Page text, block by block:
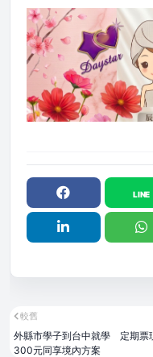
較舊
外縣市學子到台中就學 定期票
300元同享境內方案